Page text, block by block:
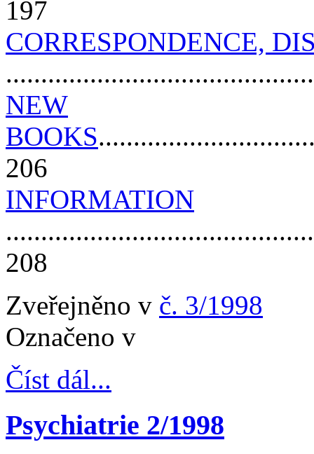
197
CORRESPONDENCE,
NEW
BOOKS
206
INFORMATION
208
Zveřejněno v č. 3/1998
Označeno v
Číst dál...
Psychiatrie 2/1998